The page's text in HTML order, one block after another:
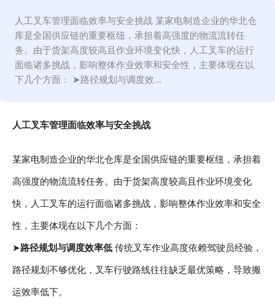
人工叉车管理面临效率与安全挑战 某家电制造企业的华北仓
库是全国供应链的重要枢纽，承担着高强度的物流流转任
务。由于货架高度较高且作业环境变化快，人工叉车的运行
面临诸多挑战，影响整体作业效率和安全性，主要体现在以
下几个方面： ➤路径规划与调度效...
人工叉车管理面临效率与安全挑战
某家电制造企业的华北仓库是全国供应链的重要枢纽，承担着
高强度的物流流转任务。由于货架高度较高且作业环境变化
快，人工叉车的运行面临诸多挑战，影响整体作业效率和安全
性，主要体现在以下几个方面：
➤路径规划与调度效率低 传统叉车作业高度依赖驾驶员经验，
路径规划不够优化，叉车行驶路线往往缺乏最优策略，导致搬
运效率低下。